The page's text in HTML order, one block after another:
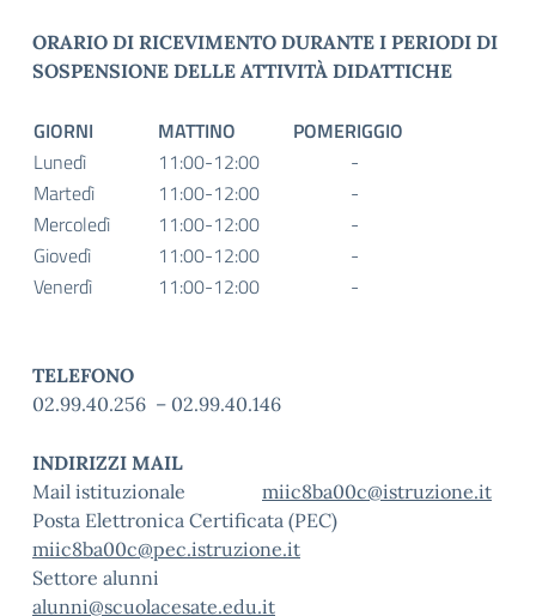
ORARIO DI RICEVIMENTO DURANTE I PERIODI DI
SOSPENSIONE DELLE ATTIVITÀ DIDATTICHE
GIORNI MATTINO
POMERIGGIO
Lunedì
11:00-12:00
-
Martedì
11:00-12:00
-
Mercoledì
11:00-12:00
-
Giovedì
11:00-12:00
-
Venerdì
11:00-12:00 -
TELEFONO
02.99.40.256 – 02.99.40.146
INDIRIZZI MAIL
Mail istituzionale miic8ba00c@istruzione.it
Posta Elettronica Certificata (PEC)
miic8ba00c@pec.istruzione.it
Settore alunni
alunni@scuolacesate.edu.it